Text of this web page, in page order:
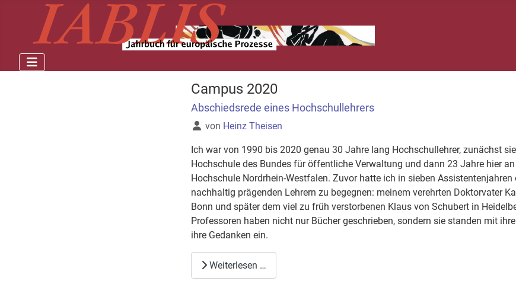
Campus 2020
Abschiedsrede eines Hochschullehrers
Details
von Heinz Theisen
Ich war von 1990 bis 2020 genau 30 Jahre lang Hochschullehrer, zunächst
Hochschule des Bundes für öffentliche Verwaltung und dann 23 Jahre hier
Hochschule Nordrhein-Westfalen. Zuvor hatte ich in sieben Assistentenjahren
nachhaltig prägenden Lehrern zu begegnen: meinem verehrten Doktorvater
Bonn und später dem viel zu früh verstorbenen Klaus von Schubert in
Professoren haben nicht nur Bücher geschrieben, sondern sie standen mit
ihre Gedanken ein.
Weiterlesen …